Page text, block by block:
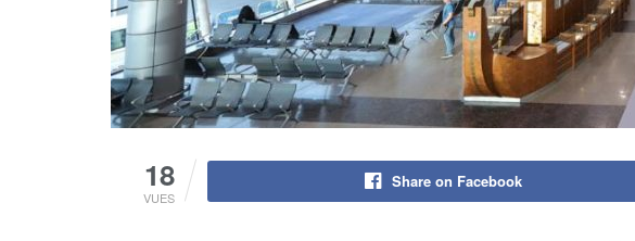
18
VUES
Share on Facebook